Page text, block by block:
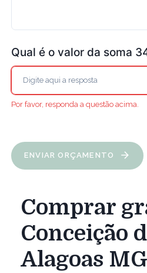
Qual é o valor da soma
Por favor, responda a questão acima.
ENVIAR ORÇAMENTO
Comprar
Conceição
Alagoas MG